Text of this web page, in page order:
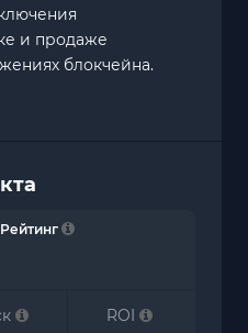
и продаже
блокчейна.
ROI